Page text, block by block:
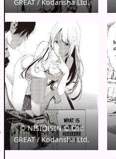
GREAT / Kodansha Ltd.
© NISIOISIN © OH!
GREAT / Kodansha Ltd.